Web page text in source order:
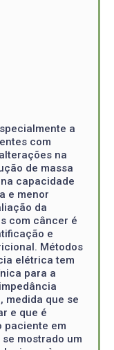
a
com
na
de massa
capacidade
e menor
da
com câncer é
e
Métodos
elétrica tem
para a
medida que se
e que é
paciente em
mostrado um